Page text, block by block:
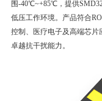
围-40℃~+85℃，提供
低压工作环境。产品符合
控制、医疗电子及高端芯
卓越抗干扰能力。